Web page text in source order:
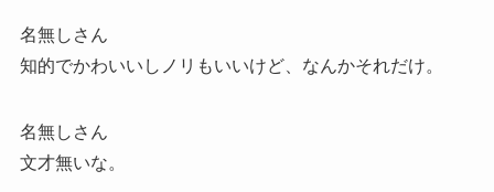
名無しさん
知的でかわいいしノリもいいけど、なんかそれだけ。
名無しさん
文才無いな。